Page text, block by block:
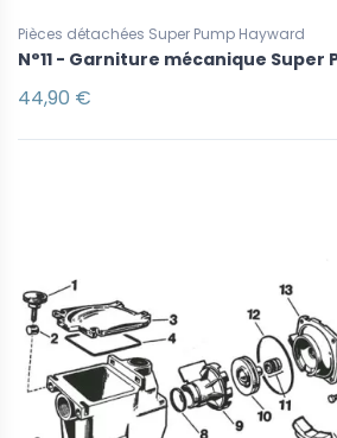
Pièces détachées Super Pump Hayward
N°11 - Garniture mécanique Super
44,90 €